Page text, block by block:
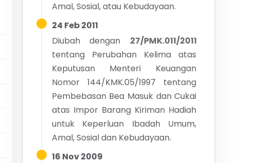
Amal, Sosial, atau Kebudayaan.
24 Feb 2011
Diubah dengan
27/PMK.011/2011
tentang Perubahan Kelima atas
Keputusan Menteri Keuangan
Nomor 144/KMK.05/1997 tentang
Pembebasan Bea Masuk dan Cukai
atas Impor Barang Kiriman Hadiah
untuk Keperluan Ibadah Umum,
Amal, Sosial dan Kebudayaan.
16 Nov 2009